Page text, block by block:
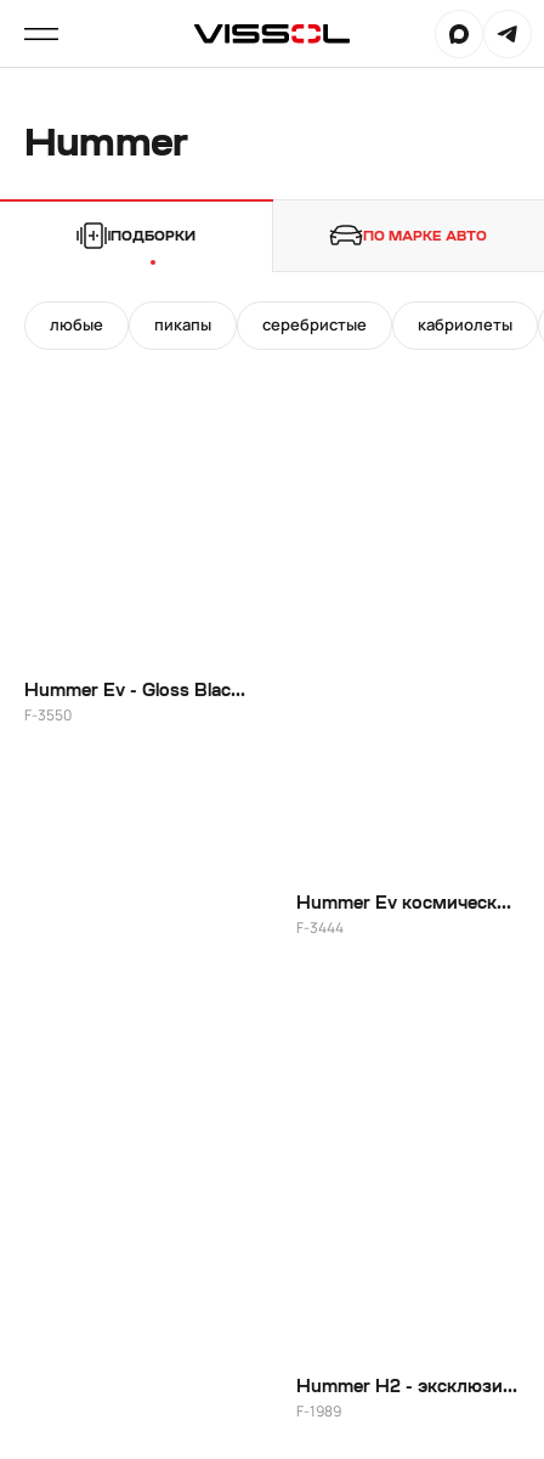
Hummer
ПОДБОРКИ ПО МАРКЕ АВТО
любые пикапы серебристые кабриолеты
Hummer Ev - Gloss Black + индивидуальный цвет
F-3550
Hummer Ev космический проект для Михаила Честный перекуп
F-3444
Hummer H2 - эксклюзивные диски для Элджея
F-1989